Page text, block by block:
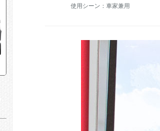
使用シーン：車家兼用